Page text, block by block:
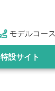
モデルコース
特設サイト